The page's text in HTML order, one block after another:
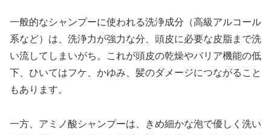
一般的なシャンプーに使われる洗浄成分（高級アルコール
系など）は、洗浄力が強力な分、頭皮に必要な皮脂まで洗
い流してしまいがち。これが頭皮の乾燥やバリア機能の低
下、ひいてはフケ、かゆみ、髪のダメージにつながること
もあります。
一方、アミノ酸シャンプーは、きめ細かな泡で優しく洗い